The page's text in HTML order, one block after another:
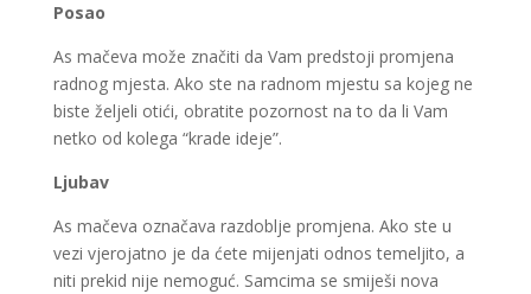
Posao
As mačeva može značiti da Vam predstoji promjena
radnog mjesta. Ako ste na radnom mjestu sa kojeg ne
biste željeli otići, obratite pozornost na to da li Vam
netko od kolega “krade ideje”.
Ljubav
As mačeva označava razdoblje promjena. Ako ste u
vezi vjerojatno je da ćete mijenjati odnos temeljito, a
niti prekid nije nemoguć. Samcima se smiješi nova